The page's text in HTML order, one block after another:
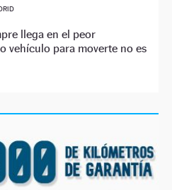
llega en el peor
vehículo para moverte no es